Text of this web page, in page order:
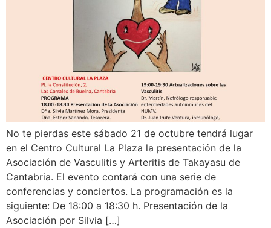
No te pierdas este sábado 21 de octubre tendrá lugar
en el Centro Cultural La Plaza la presentación de la
Asociación de Vasculitis y Arteritis de Takayasu de
Cantabria. El evento contará con una serie de
conferencias y conciertos. La programación es la
siguiente: De 18:00 a 18:30 h. Presentación de la
Asociación por Silvia […]